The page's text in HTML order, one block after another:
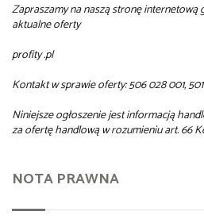
Zapraszamy na naszą stronę internetową
aktualne oferty
profity .pl
Kontakt w sprawie oferty: 506 028 001,
Niniejsze ogłoszenie jest informacją
za ofertę handlową w rozumieniu art. 66
NOTA PRAWNA